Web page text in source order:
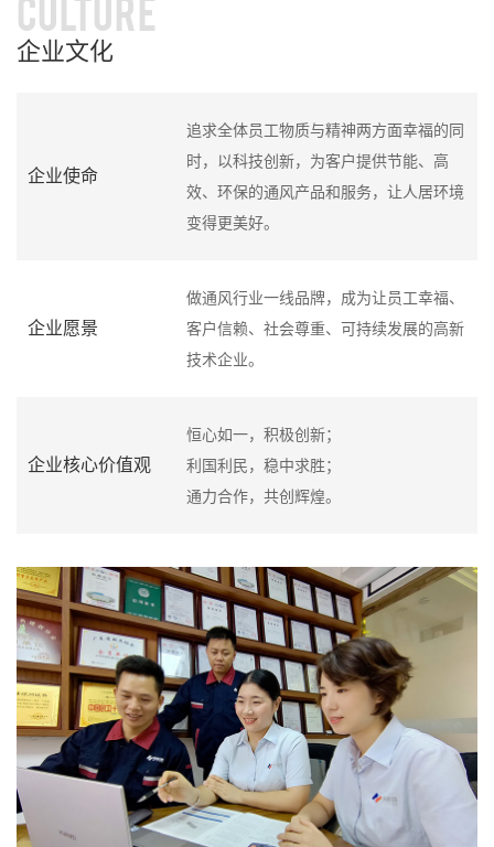
企业文化
企业使命
追求全体员工物质与精神两方面幸福的同
时，以科技创新，为客户提供节能、高
效、环保的通风产品和服务，让人居环境
变得更美好。
企业愿景
做通风行业一线品牌，成为让员工幸福、
客户信赖、社会尊重、可持续发展的高新
技术企业。
企业核心价值观
恒心如一，积极创新；
利国利民，稳中求胜；
通力合作，共创辉煌。